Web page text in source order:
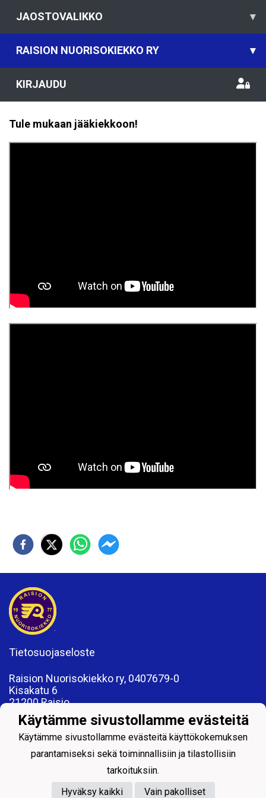
JAOSTOVALIKKO ▾
RAISION NUORISOKIEKKO RY ▾
KIRJAUDU
Tule mukaan jääkiekkoon!
Tietosuojaseloste
Raision Nuorisokiekko ry, 0407679-0
Kisakatu 6
21200 Raisio
www.rnk.fi
toimisto@rnk.fi
Käytämme sivustollamme evästeitä
Käytämme sivustollamme evästeitä käyttökokemuksen
parantamiseksi sekä toiminnallisiin ja tilastollisiin
tarkoituksiin.
Hyväksy kaikki
Vain pakolliset